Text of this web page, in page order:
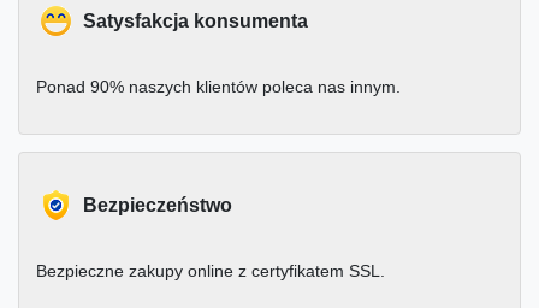
Satysfakcja konsumenta
Ponad 90% naszych klientów poleca nas innym.
Bezpieczeństwo
Bezpieczne zakupy online z certyfikatem SSL.